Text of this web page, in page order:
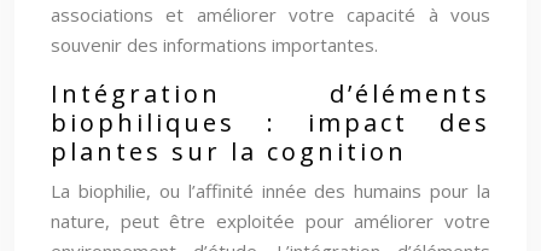
associations et améliorer votre capacité à vous
souvenir des informations importantes.
Intégration d’éléments
biophiliques : impact des
plantes sur la cognition
La biophilie, ou l’affinité innée des humains pour la
nature, peut être exploitée pour améliorer votre